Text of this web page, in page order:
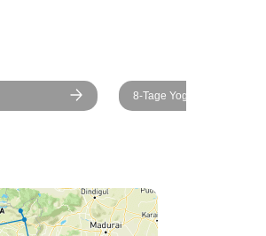
8-Tage Yoga-Klausur